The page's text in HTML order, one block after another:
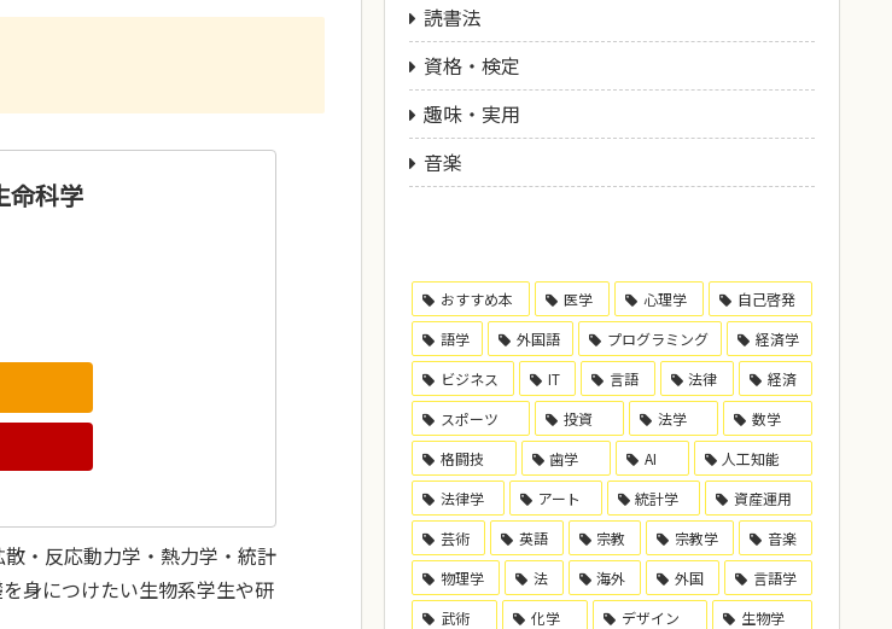
命科学
・反応動力学・熱力学・統計
身につけたい生物系学生や研
読書法
資格・検定
趣味・実用
音楽
おすすめ本 医学 心理学
自己啓発
語学
外国語 プログラミング
経済学
ビジネス
IT 言語 法律
経済
スポーツ
投資 法学
数学
格闘技
歯学 AI
人工知能
法律学
アート 統計学
資産運用
芸術
英語 宗教 宗教学
音楽
物理学
法 海外 外国
言語学
武術
化学 デザイン
生物学